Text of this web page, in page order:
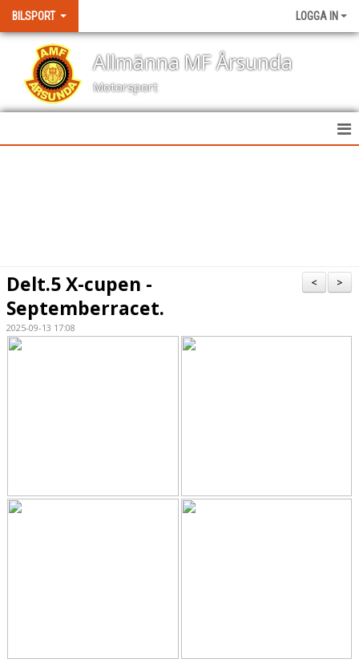
BILSPORT LOGGA IN
Allmänna MF Årsunda
Motorsport
KONTAKT
RESULTAT TÄVLINGAR
>
<
Delt.5 X-cupen -
Septemberracet.
2025-09-13 17:08